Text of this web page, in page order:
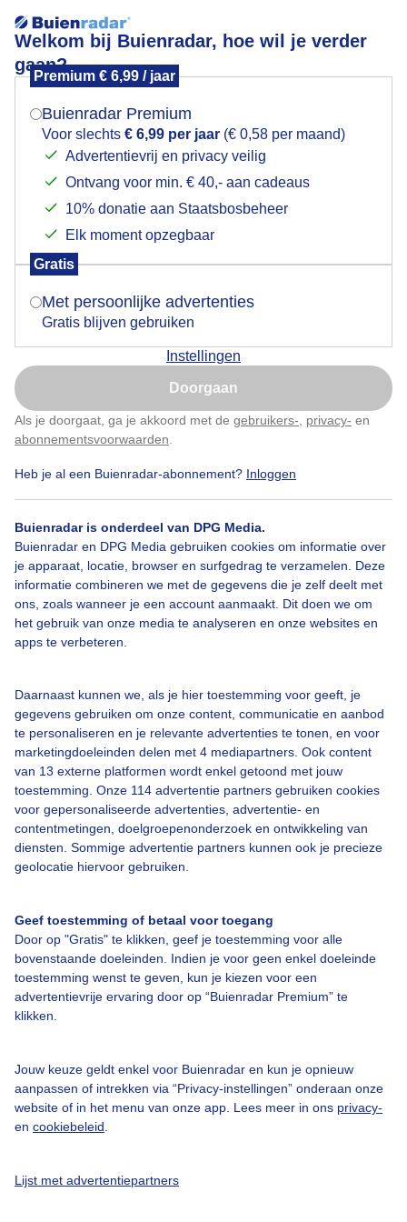
Welkom bij Buienradar, hoe wil je verder
gaan?
Premium € 6,99 / jaar
Buienradar Premium
Voor slechts € 6,99 per jaar (€ 0,58 per maand)
Advertentievrij en privacy veilig
Ontvang voor min. € 40,- aan cadeaus
10% donatie aan Staatsbosbeheer
Elk moment opzegbaar
Gratis
Met persoonlijke advertenties
Gratis blijven gebruiken
Instellingen
Doorgaan
Als je doorgaat, ga je akkoord met de gebruikers- privacy- en
abonnementsvoorwaarden
Heb je al een Buienradar-abonnement? Inloggen
Buienradar is onderdeel van DPG Media.
Buienradar en DPG Media gebruiken cookies om informatie over
je apparaat, locatie, browser en surfgedrag te verzamelen. Deze
informatie combineren we met de gegevens die je zelf deelt met
ons, zoals wanneer je een account aanmaakt. Dit doen we om
het gebruik van onze media te analyseren en onze websites en
apps te verbeteren.
Daarnaast kunnen we, als je hier toestemming voor geeft, je
gegevens gebruiken om onze content, communicatie en aanbod
te personaliseren en je relevante advertenties te tonen, en voor
marketingdoeleinden delen met 4 mediapartners. Ook content
van 13 externe platformen wordt enkel getoond met jouw
toestemming. Onze 114 advertentie partners gebruiken cookies
voor gepersonaliseerde advertenties, advertentie- en
contentmetingen, doelgroepenonderzoek en ontwikkeling van
diensten. Sommige advertentie partners kunnen ook je precieze
geolocatie hiervoor gebruiken.
Geef toestemming of betaal voor toegang
Door op "Gratis" te klikken, geef je toestemming voor alle
bovenstaande doeleinden. Indien je voor geen enkel doeleinde
toestemming wenst te geven, kun je kiezen voor een
advertentievrije ervaring door op “Buienradar Premium” te
klikken.
Jouw keuze geldt enkel voor Buienradar en kun je opnieuw
aanpassen of intrekken via “Privacy-instellingen” onderaan onze
website of in het menu van onze app. Lees meer in ons privacy-
en cookiebeleid
Lijst met advertentiepartners
Herfstbankje
Door: Toon Boons
Bekijk slideshow
Een moment geduld aub...
Over Buienradar
Contact
Toegankelijkheid
Gebruikersvoorwaarden
Buienradar Team
Privacy beleid
Cookie beleid
Gratis weerdata
Mogen we je locatie gebruiken voor het
Indien je hier nog geen akkoord op hebt gegeven,
verschijnt er zo een pop-up uit je browser waarin
Is goed, toon de popup
Nu niet, misschien later
Klik hierom dit aan te passen